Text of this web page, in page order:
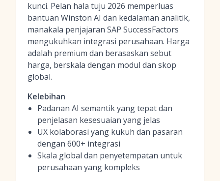
kunci. Pelan hala tuju 2026 memperluas
bantuan Winston AI dan kedalaman analitik,
manakala penjajaran SAP SuccessFactors
mengukuhkan integrasi perusahaan. Harga
adalah premium dan berasaskan sebut
harga, berskala dengan modul dan skop
global.
Kelebihan
Padanan AI semantik yang tepat dan
penjelasan kesesuaian yang jelas
UX kolaborasi yang kukuh dan pasaran
dengan 600+ integrasi
Skala global dan penyetempatan untuk
perusahaan yang kompleks